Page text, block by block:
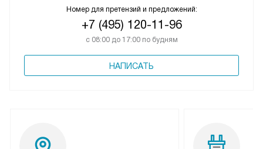
Номер для претензий и предложений:
+7 (495) 120-11-96
с 08:00 до 17:00 по будням
НАПИСАТЬ